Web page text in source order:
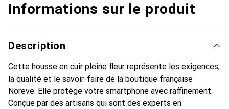
Informations sur le produit
Description
Cette housse en cuir pleine fleur représente les exigences,
la qualité et le savoir-faire de la boutique française
Noreve. Elle protège votre smartphone avec raffinement.
Conçue par des artisans qui sont des experts en